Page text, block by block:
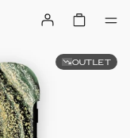
OUTLET